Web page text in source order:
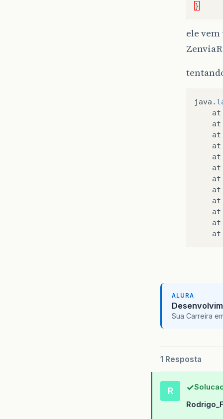
}
ele
java .
at
at
at
at
at
at
at
at
at
at
at
at
ALURA
Sua Carreira
1 Resposta
R